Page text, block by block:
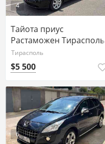
4
Тайота приус
Растаможен Тирасполь
77751188 ватсап
Тирасполь
$5 500
6